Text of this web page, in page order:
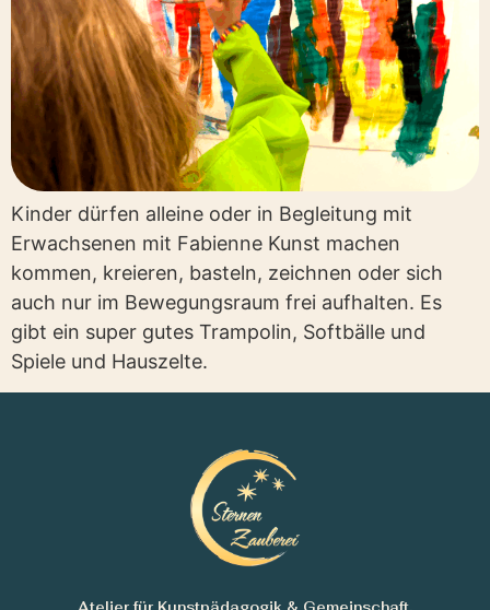
Kinder dürfen alleine oder in Begleitung mit
Erwachsenen mit Fabienne Kunst machen
kommen, kreieren, basteln, zeichnen oder sich
auch nur im Bewegungsraum frei aufhalten. Es
gibt ein super gutes Trampolin, Softbälle und
Spiele und Hauszelte.